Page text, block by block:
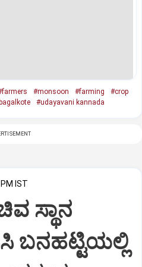
#monsoon #farming
#crop
#udayavani kannada
IST
ಸ್ಥಾನ
ಬನಹಟ್ಟಿಯಲ್ಲಿ